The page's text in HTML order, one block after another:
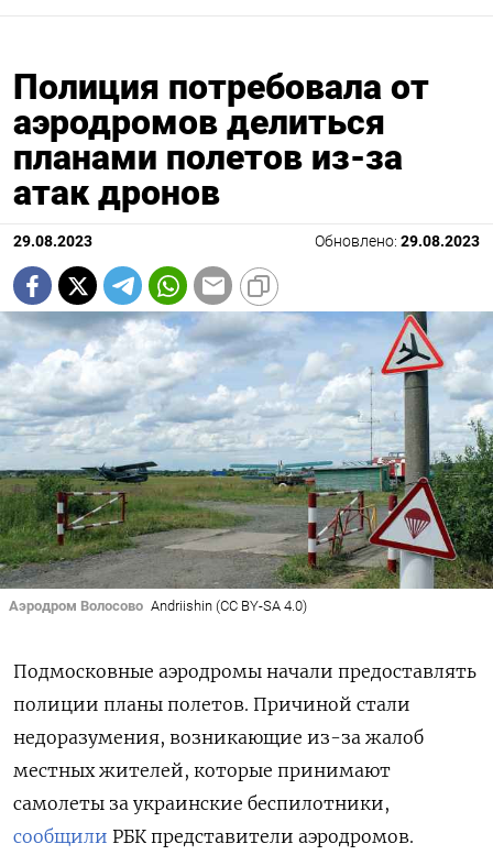
Полиция потребовала от
аэродромов делиться
планами полетов из-за
атак дронов
29.08.2023 Обновлено: 29.08.2023
Аэродром Волосово Andriishin (CC BY-SA 4.0)
Подмосковные аэродромы начали предоставлять
полиции планы полетов. Причиной стали
недоразумения, возникающие из-за жалоб
местных жителей, которые принимают
самолеты за украинские беспилотники,
сообщили РБК представители аэродромов.